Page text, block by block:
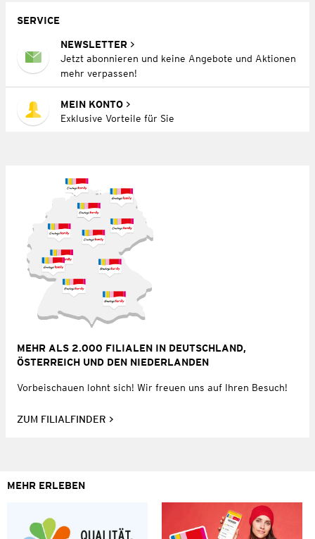
SERVICE
NEWSLETTER
Jetzt abonnieren und keine Angebote und Aktionen
mehr verpassen!
MEIN KONTO
Exklusive Vorteile für Sie
MEHR ALS 2.000 FILIALEN IN DEUTSCHLAND,
ÖSTERREICH UND DEN NIEDERLANDEN
Vorbeischauen lohnt sich! Wir freuen uns auf Ihren Besuch!
ZUM FILIALFINDER
MEHR ERLEBEN